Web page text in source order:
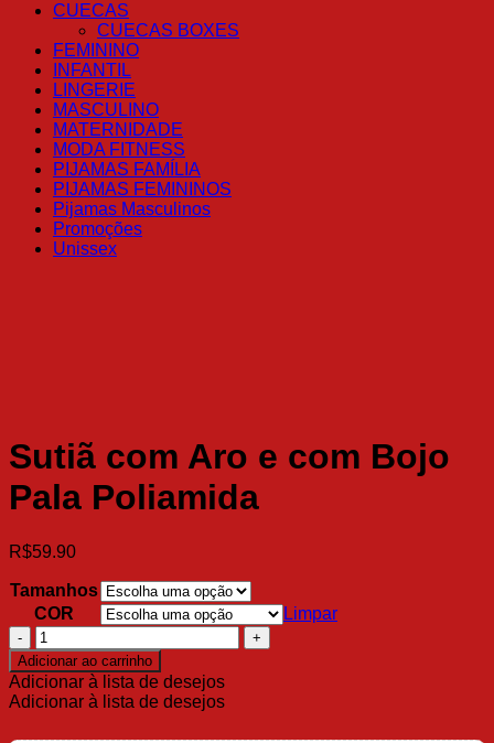
CUECAS
CUECAS BOXES
FEMININO
INFANTIL
LINGERIE
MASCULINO
MATERNIDADE
MODA FITNESS
PIJAMAS FAMÍLIA
PIJAMAS FEMININOS
Pijamas Masculinos
Promoções
Unissex
Sutiã com Aro e com Bojo
Pala Poliamida
R$59.90
Tamanhos
COR
Limpar
Sutiã
com
Aro
e
com
Adicionar ao carrinho
Adicionar à lista de desejos
Adicionar à lista de desejos